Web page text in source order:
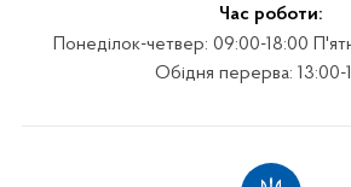
Час роботи:
Понеділок-четвер: 09:00-18:00
Обідня перерва: 13:00-